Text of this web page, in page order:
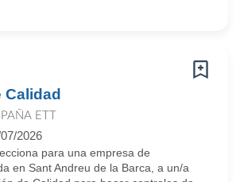
ETT
2026
para una empresa de
en Sant Andreu de la Barca, a un/a